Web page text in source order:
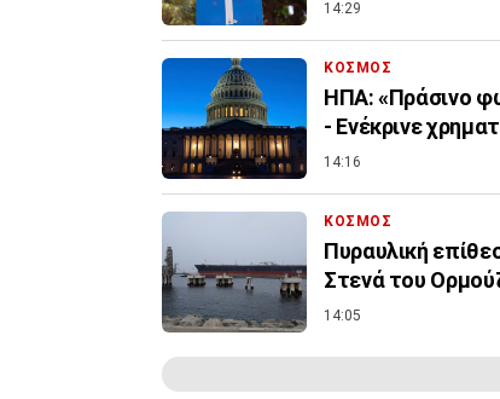
14:29
ΚΟΣΜΟΣ
ΗΠΑ: «Πράσινο
- Ενέκρινε
14:16
ΚΟΣΜΟΣ
Πυραυλική
Στενά του
14:05